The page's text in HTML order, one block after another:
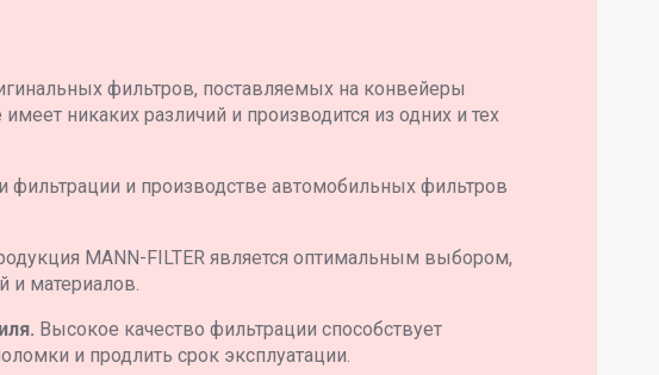
фильтров, поставляемых на конвейеры
никаких различий и производится из одних и тех
фильтрации и производстве автомобильных фильтров
MANN-FILTER является оптимальным выбором,
и материалов.
Высокое качество фильтрации способствует
и продлить срок эксплуатации.